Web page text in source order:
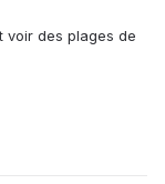
voir des plages de